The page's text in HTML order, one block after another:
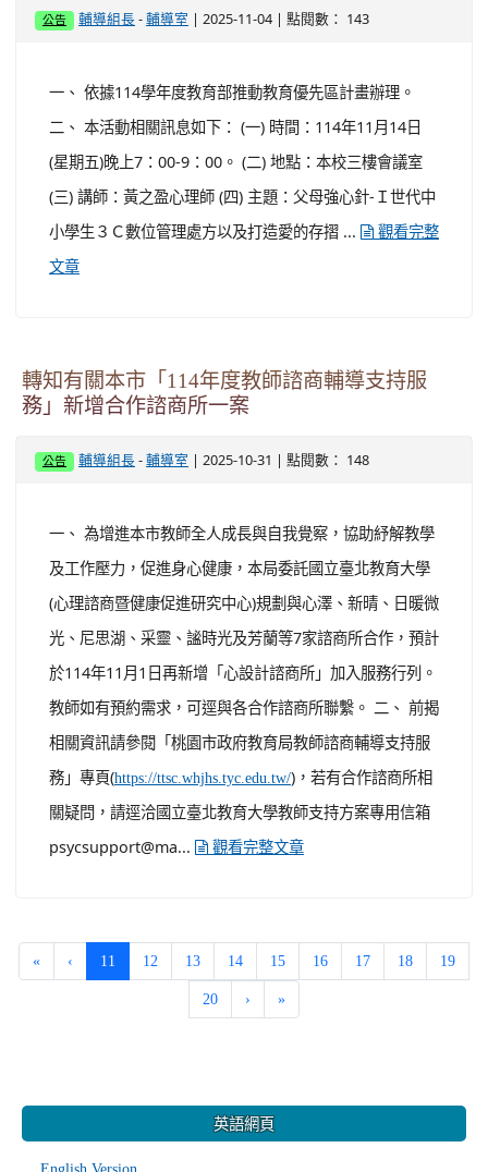
公告 輔導組長 -輔導室 | 2025-11-04 | 點閱數： 143
一、 依據114學年度教育部推動教育優先區計畫辦理。
二、 本活動相關訊息如下： (一) 時間：114年11月14日
(星期五)晚上7：00-9：00。 (二) 地點：本校三樓會議室
(三) 講師：黃之盈心理師 (四) 主題：父母強心針-Ｉ世代中
小學生３Ｃ數位管理處方以及打造愛的存摺 ...
觀看完整
文章
轉知有關本市「114年度教師諮商輔導支持服
務」新增合作諮商所一案
公告 輔導組長 -輔導室 | 2025-10-31 | 點閱數： 148
一、 為增進本市教師全人成長與自我覺察，協助紓解教學
及工作壓力，促進身心健康，本局委託國立臺北教育大學
(心理諮商暨健康促進研究中心)規劃與心澤、新晴、日暖微
光、尼思湖、采靈、謐時光及芳蘭等7家諮商所合作，預計
於114年11月1日再新增「心設計諮商所」加入服務行列。
教師如有預約需求，可逕與各合作諮商所聯繫。 二、 前揭
相關資訊請參閱「桃園市政府教育局教師諮商輔導支持服
務」專頁(https://ttsc.whjhs.tyc.edu.tw/)，若有合作諮商所相
關疑問，請逕洽國立臺北教育大學教師支持方案專用信箱
psycsupport@ma...
觀看完整文章
« ‹ 11 (current)
12 13 14 15 16 17 18 19
20 › »
英語網頁
English Version